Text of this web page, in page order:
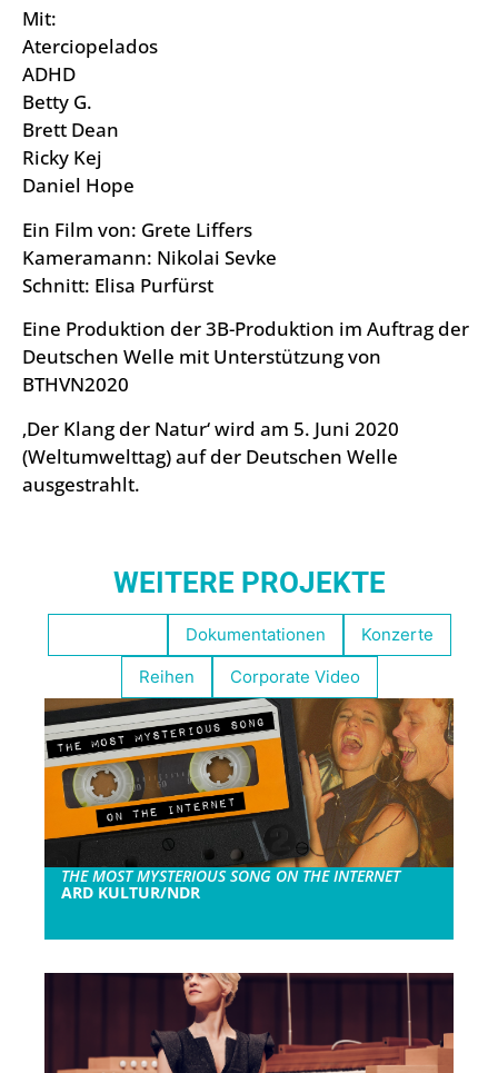
Mit:
Aterciopelados
ADHD
Betty G.
Brett Dean
Ricky Kej
Daniel Hope
Ein Film von: Grete Liffers
Kameramann: Nikolai Sevke
Schnitt: Elisa Purfürst
Eine Produktion der 3B-Produktion im Auftrag der
Deutschen Welle mit Unterstützung von
BTHVN2020
‚Der Klang der Natur‘ wird am 5. Juni 2020
(Weltumwelttag) auf der Deutschen Welle
ausgestrahlt.
WEITERE PROJEKTE
Dokumentationen
Konzerte
Reihen
Corporate Video
THE MOST MYSTERIOUS SONG ON THE INTERNET
ARD KULTUR/NDR